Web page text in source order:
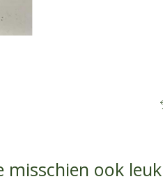
misschien ook leuk